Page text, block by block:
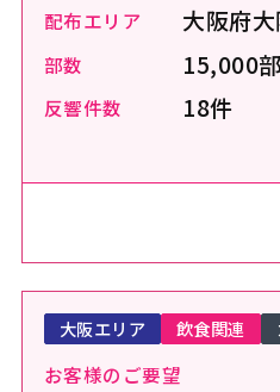
配布エリア 大阪府
部数 15,000部
反響件数 18件
お客様のご要望
大阪エリア 飲食関連